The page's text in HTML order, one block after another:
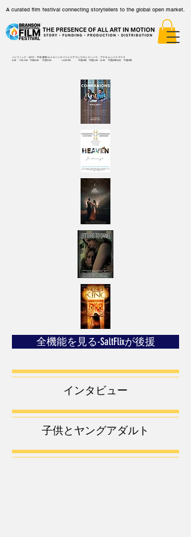
A curated film festival connecting storytellers to the global open market.
パシフィック MNT 中央-東部-カメルーン/ナイジェリア/コンゴ-ロンドン-パリ
アテネ-ムンバイ-マニラ
6:00
7:00 AM 午前8:00 午前9:00 12:00 PM 午後2時 午後3:00 16:00 午後6時30分
午後9時
全機能を見る-SaltFlixが後援
インタビュー
子供とヤングアダルト